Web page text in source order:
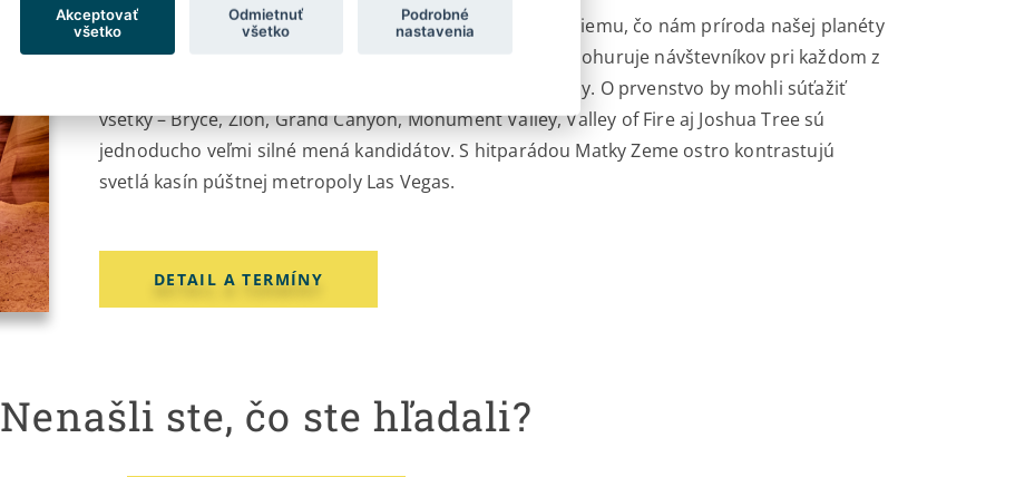
Národné parky Západu USA patria k tomu najúchvatnejšiemu, čo nám príroda našej planéty
pripravila. Paleta neskutočných odtieňov farieb a tvarov ohuruje návštevníkov pri každom z
nich a bolo by len ťažko možné zostaviť ich rebríček krásy. O prvenstvo by mohli súťažiť
všetky – Bryce, Zion, Grand Canyon, Monument Valley, Valley of Fire aj Joshua Tree sú
jednoducho veľmi silné mená kandidátov. S hitparádou Matky Zeme ostro kontrastujú
svetlá kasín púštnej metropoly Las Vegas.
DETAIL A TERMÍNY
Nenašli ste, čo ste hľadali?
Akceptovať
všetko
Odmietnuť
všetko
Podrobné
nastavenia